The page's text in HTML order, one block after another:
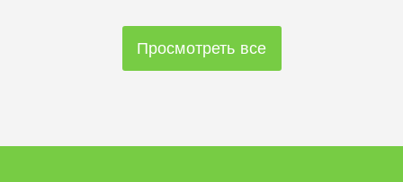
Просмотреть все